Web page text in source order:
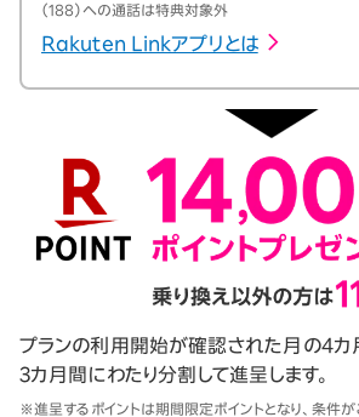
（188）への通話は特典対象外
Rakuten Linkアプリとは
プランの利用開始が確認された月の4カ
3カ月間にわたり分割して進呈します。
※進呈するポイントは期間限定ポイントとなり、条件が